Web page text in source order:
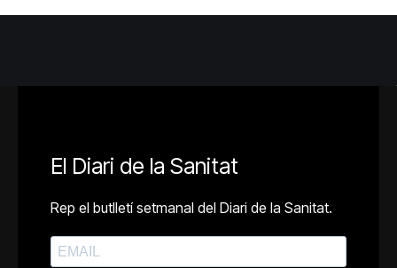
El Diari de la Sanitat
Rep el butlletí setmanal del Diari de la Sanitat.